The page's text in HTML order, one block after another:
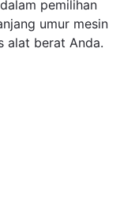
pemilihan
umur mesin
alat berat Anda.